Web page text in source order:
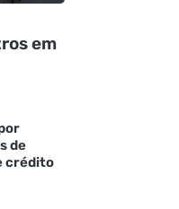
em
de
crédito